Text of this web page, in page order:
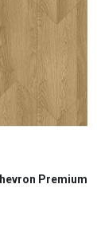
Premium